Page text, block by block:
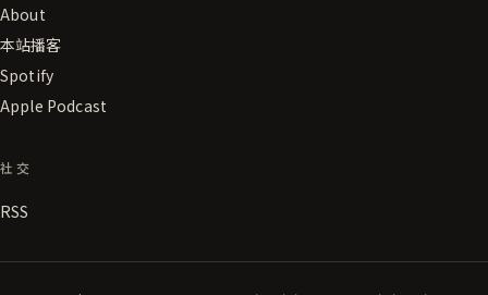
About
本站播客
Spotify
Apple Podcast
社交
RSS